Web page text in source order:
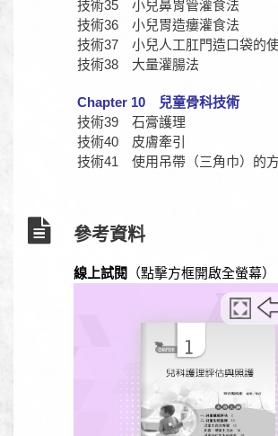
技術35 小兒鼻胃管灌食法
技術36 小兒胃造瘻灌食法
技術37 小兒人工肛門造口袋的
技術38 大量灌腸法
Chapter 10 兒童骨科技術
技術39 石膏護理
技術40 皮膚牽引
技術41 使用吊帶（三角巾）的
參考資料
線上試閱 （點擊方框開啟全螢幕）